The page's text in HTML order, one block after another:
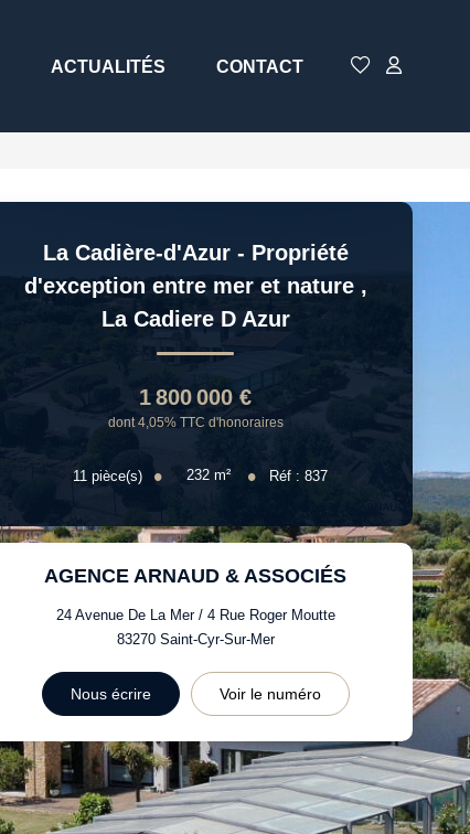
ACTUALITÉS CONTACT
La Cadière-d'Azur - Propriété
d'exception entre mer et nature ,
La Cadiere D Azur
1 800 000 €
dont 4,05% TTC d'honoraires
11 pièce(s) 232 m² Réf : 837
AGENCE ARNAUD & ASSOCIÉS
24 Avenue De La Mer / 4 Rue Roger Moutte
83270 Saint-Cyr-Sur-Mer
Nous écrire Voir le numéro